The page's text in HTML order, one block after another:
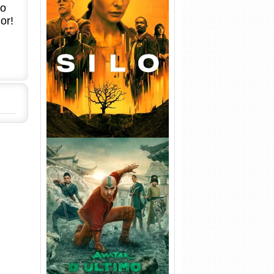
Silo 1ª Temporada Torrent
(2023) WEB-DL
720p/1080p/4K Dual Áudio
Avatar: O Último Mestre do
Ar 2ª Temporada Torrent
(2026) WEB-DL 1080p Dual
Áudio